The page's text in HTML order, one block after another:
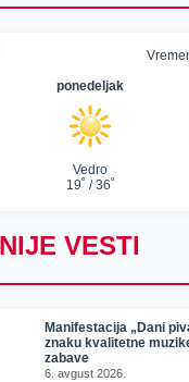
VESTI
Manifestacija „Dani
znaku kvalitetne
zabave
6. avgust 2026.